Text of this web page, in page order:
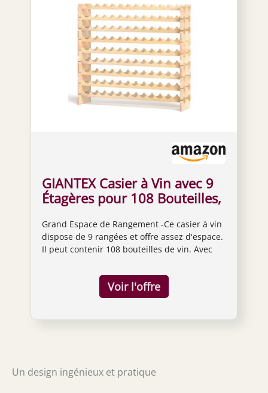
GIANTEX Casier à Vin avec 9
Étagères pour 108 Bouteilles,
Sapin, Désign Séparable et
Empliable, Étagère Vin pour
Maison, Bar, Restaurant, 119
x 29 x 108 cm
Grand Espace de Rangement -Ce casier à vin
dispose de 9 rangées et offre assez d'espace.
Il peut contenir 108 bouteilles de vin. Avec
bouteilles de vin plus proprement. Excellents
Matériaux & Finitions - Fabriquée en bois de
pin massif, notre étagère à vin allie
pour garder les bouchons humides,
Un design ingénieux et pratique